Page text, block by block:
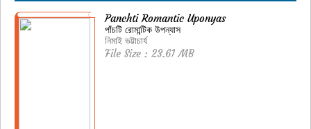
Panchti Romantic Uponyas
পাঁচটি রোমান্টিক উপন্যাস
নিমাই ভট্টাচার্য
File Size : 23.61 MB